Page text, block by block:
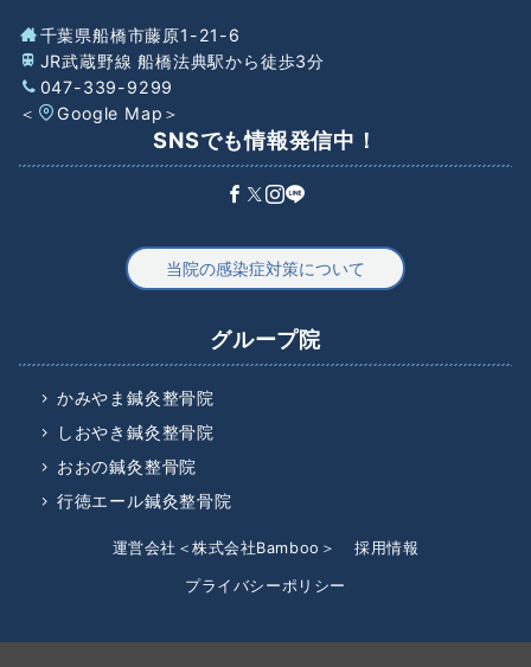
千葉県船橋市藤原1-21-6
JR武蔵野線 船橋法典駅から徒歩3分
047-339-9299
＜
Google Map ＞
SNSでも情報発信中！
当院の感染症対策について
グループ院
かみやま鍼灸整骨院
しおやき鍼灸整骨院
おおの鍼灸整骨院
行徳エール鍼灸整骨院
運営会社＜株式会社Bamboo＞ 採用情報
プライバシーポリシー